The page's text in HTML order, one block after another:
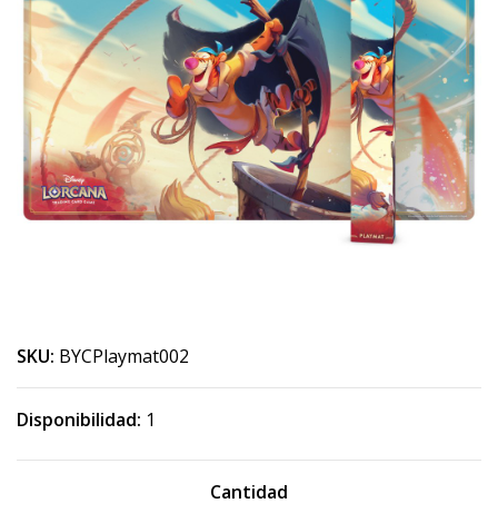
SKU: BYCPlaymat002
Disponibilidad: 1
Cantidad